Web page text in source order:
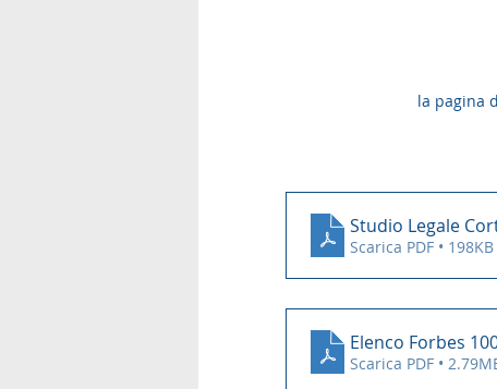
la pagina
Studio Legale
Scarica PDF • 198KB
Elenco Forbes
Scarica PDF •